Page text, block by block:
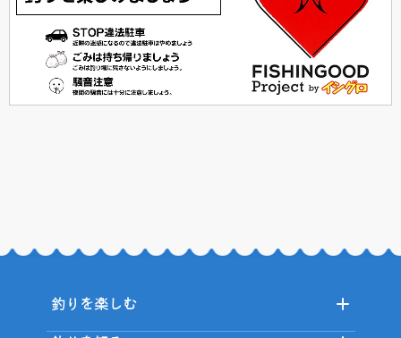
釣りを楽しむ